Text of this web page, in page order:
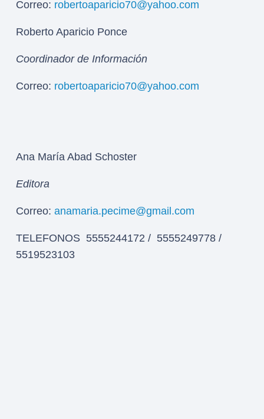
Correo: robertoaparicio70@yahoo.com
Roberto Aparicio Ponce
Coordinador de Información
Correo: robertoaparicio70@yahoo.com
Ana María Abad Schoster
Editora
Correo: anamaria.pecime@gmail.com
TELEFONOS 5555244172 / 5555249778 /
5519523103